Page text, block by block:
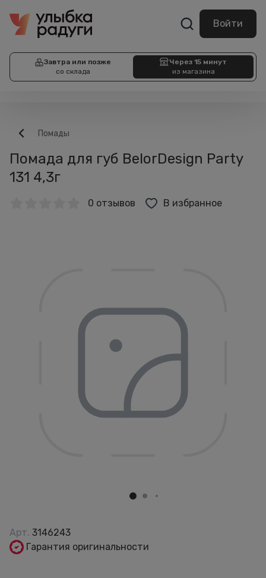
Войти
Завтра или позже
со склада
Через 15 минут
из магазина
Помады
Помада для губ BelorDesign Party
131 4,3г
0 отзывов В избранное
Арт. 3146243
Гарантия оригинальности